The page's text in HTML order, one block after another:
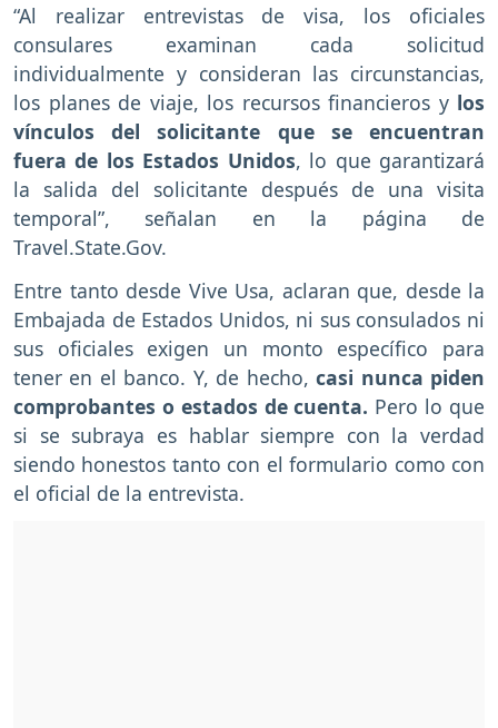
“Al realizar entrevistas de visa, los oficiales
consulares examinan cada solicitud
individualmente y consideran las circunstancias,
los planes de viaje, los recursos financieros y los
vínculos del solicitante que se encuentran
fuera de los Estados Unidos, lo que garantizará
la salida del solicitante después de una visita
temporal”, señalan en la página de
Travel.State.Gov.
Entre tanto desde Vive Usa, aclaran que, desde la
Embajada de Estados Unidos, ni sus consulados ni
sus oficiales exigen un monto específico para
tener en el banco. Y, de hecho,casi nunca piden
comprobantes o estados de cuenta. Pero lo que
si se subraya es hablar siempre con la verdad
siendo honestos tanto con el formulario como con
el oficial de la entrevista.